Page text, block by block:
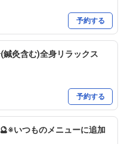
予約する
灸含む)全身リラックス
予約する
いつものメニューに追加